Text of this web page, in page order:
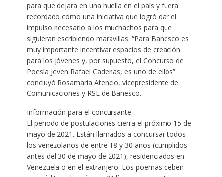
para que dejara en una huella en el país y fuera
recordado como una iniciativa que logró dar el
impulso necesario a los muchachos para que
siguieran escribiendo maravillas. “Para Banesco es
muy importante incentivar espacios de creación
para los jóvenes y, por supuesto, el Concurso de
Poesía Joven Rafael Cadenas, es uno de ellos”
concluyó Rosamaría Atencio, vicepresidente de
Comunicaciones y RSE de Banesco.
Información para el concursante
El periodo de postulaciones cierra el próximo 15 de
mayo de 2021. Están llamados a concursar todos
los venezolanos de entre 18 y 30 años (cumplidos
antes del 30 de mayo de 2021), residenciados en
Venezuela o en el extranjero. Los poemas deben